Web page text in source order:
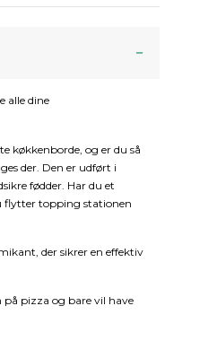
alle dine
køkkenborde, og er du så
der. Den er udført i
fødder. Har du et
flytter topping stationen
der sikrer en effektiv
pizza og bare vil have